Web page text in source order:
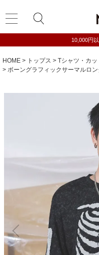
10,000円
HOME トップス
Tシャツ・カッ
ボーングラフィックサーマルロ